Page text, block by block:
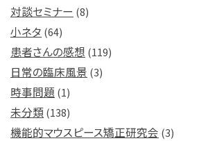
対談セミナー (8)
小ネタ (64)
患者さんの感想 (119)
日常の臨床風景 (3)
時事問題 (1)
未分類(138)
機能的マウスピース矯正研究会 (3)